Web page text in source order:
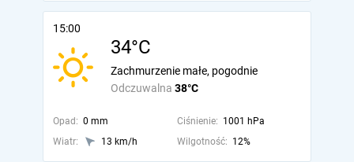
15:00
34°C
Odczuwalna 38°C
Zachmurzenie małe, pogodnie
Opad: 0 mm Ciśnienie: 1001 hPa
Wiatr:
13 km/h Wilgotność: 12%